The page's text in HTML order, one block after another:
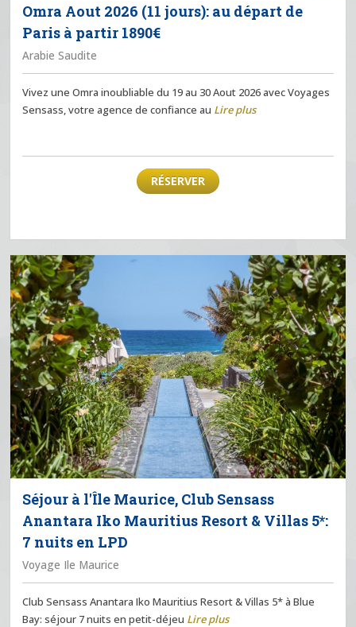
Omra Aout 2026 (11 jours): au départ de
Paris à partir 1890€
Arabie Saudite
Vivez une Omra inoubliable du 19 au 30 Aout 2026 avec Voyages
Sensass, votre agence de confiance au Lire plus
RÉSERVER
Séjour à l'Île Maurice, Club Sensass
Anantara Iko Mauritius Resort & Villas 5*:
7 nuits en LPD
Voyage Ile Maurice
Club Sensass Anantara Iko Mauritius Resort & Villas 5* à Blue
Bay: séjour 7 nuits en petit-déjeu Lire plus